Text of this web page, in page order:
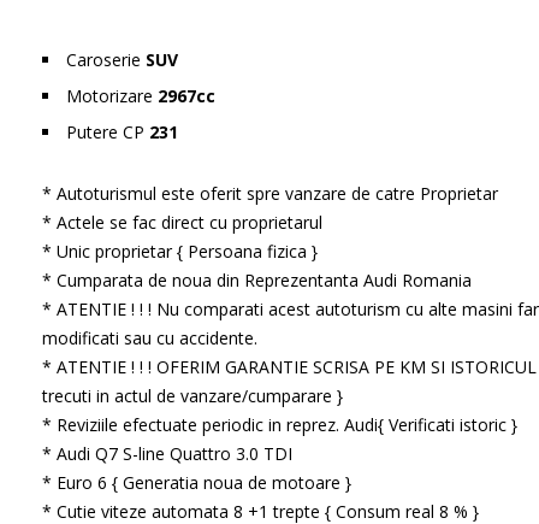
Caroserie SUV
Motorizare 2967cc
Putere CP 231
* Autoturismul este oferit spre vanzare de catre Proprietar
* Actele se fac direct cu proprietarul
* Unic proprietar { Persoana fizica }
* Cumparata de noua din Reprezentanta Audi Romania
* ATENTIE ! ! ! Nu comparati acest autoturism cu alte masini
modificati sau cu accidente.
* ATENTIE ! ! ! OFERIM GARANTIE SCRISA PE KM SI
trecuti in actul de vanzare/cumparare }
* Reviziile efectuate periodic in reprez. Audi{ Verificati istoric }
* Audi Q7 S-line Quattro 3.0 TDI
* Euro 6 { Generatia noua de motoare }
* Cutie viteze automata 8 +1 trepte { Consum real 8 % }